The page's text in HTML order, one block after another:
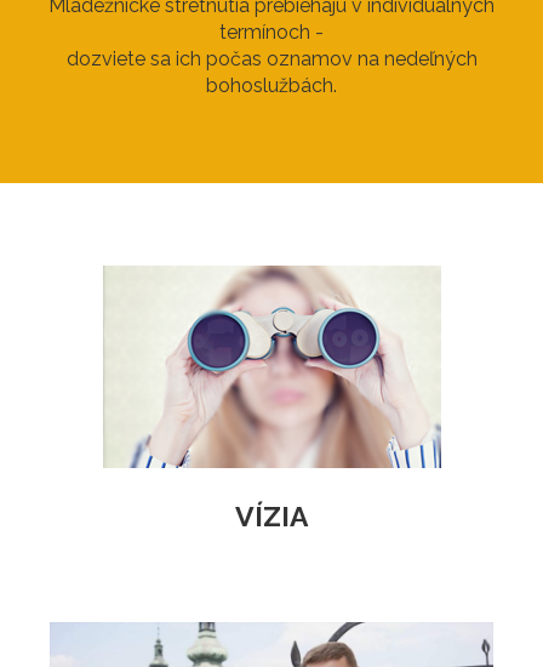
Mládežnícke stretnutia prebiehajú v individuálnych
termínoch -
dozviete sa ich počas oznamov na nedeľných
bohoslužbách.
VÍZIA